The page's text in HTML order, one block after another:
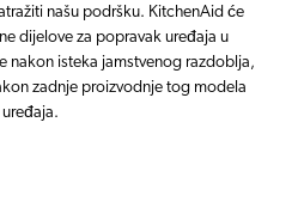
našu podršku. KitchenAid će
dijelove za popravak uređaja u
nakon isteka jamstvenog razdoblja,
zadnje proizvodnje tog modela
uređaja.